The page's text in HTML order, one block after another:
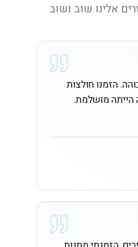
אלינו שוב ושוב
הזמנו חולצות
הייתה מושלמת.